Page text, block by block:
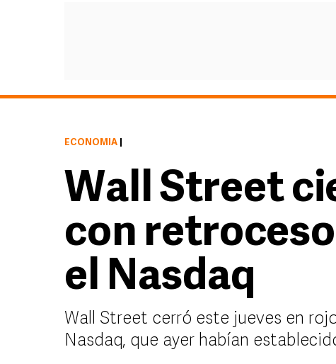
ECONOMÍA
Wall Street
con retroceso
el Nasdaq
Wall Street cerró este jueves en
Nasdaq, que ayer habían